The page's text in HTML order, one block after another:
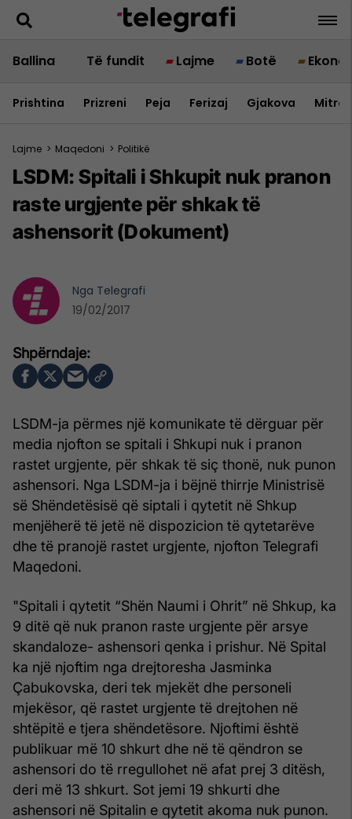
Ballina Të fundit Lajme Botë
Prishtina Prizreni Peja Ferizaj Gjakova
Lajme > Maqedoni > Politikë
LSDM: Spitali i Shkupit nuk pranon
raste urgjente për shkak të
ashensorit (Dokument)
LSDM-ja përmes një komunikate të dërguar për
media njofton se spitali i Shkupi nuk i pranon
rastet urgjente, për shkak të siç thonë, nuk punon
ashensori. Nga LSDM-ja i bëjnë thirrje Ministrisë
së Shëndetësisë që siptali i qytetit në Shkup
menjëherë të jetë në dispozicion të qytetarëve
dhe të pranojë rastet urgjente, njofton Telegrafi
Maqedoni.
"Spitali i qytetit “Shën Naumi i Ohrit” në Shkup, ka
9 ditë që nuk pranon raste urgjente për arsye
skandaloze- ashensori qenka i prishur. Në Spital
ka një njoftim nga drejtoresha Jasminka
Çabukovska, deri tek mjekët dhe personeli
mjekësor, që rastet urgjente të drejtohen në
shtëpitë e tjera shëndetësore. Njoftimi është
publikuar më 10 shkurt dhe në të qëndron se
ashensori do të rregullohet në afat prej 3 ditësh,
deri më 13 shkurt. Sot jemi 19 shkurti dhe
ashensori në Spitalin e qytetit akoma nuk punon.
Nga Telegrafi
19/02/2017